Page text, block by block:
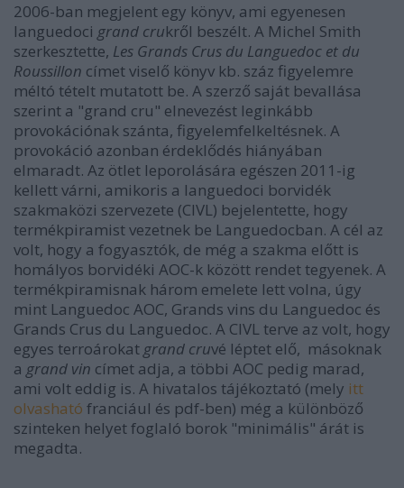
2006-ban megjelent egy könyv, ami egyenesen
languedoci grand crukről beszélt. A Michel Smith
szerkesztette, Les Grands Crus du Languedoc et du
Roussillon címet viselő könyv kb. száz figyelemre
méltó tételt mutatott be. A szerző saját bevallása
szerint a "grand cru" elnevezést leginkább
provokációnak szánta, figyelemfelkeltésnek. A
provokáció azonban érdeklődés hiányában
elmaradt. Az ötlet leporolására egészen 2011-ig
kellett várni, amikoris a languedoci borvidék
szakmaközi szervezete (CIVL) bejelentette, hogy
termékpiramist vezetnek be Languedocban. A cél az
volt, hogy a fogyasztók, de még a szakma előtt is
homályos borvidéki AOC-k között rendet tegyenek. A
termékpiramisnak három emelete lett volna, úgy
mint Languedoc AOC, Grands vins du Languedoc és
Grands Crus du Languedoc. A CIVL terve az volt, hogy
egyes terroárokat grand cruvé léptet elő, másoknak
a grand vin címet adja, a többi AOC pedig marad,
ami volt eddig is. A hivatalos tájékoztató (mely itt
olvasható franciául és pdf-ben) még a különböző
szinteken helyet foglaló borok "minimális" árát is
megadta.